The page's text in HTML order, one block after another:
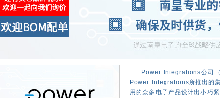
Power Integrations公司
Power Integrations所推出的
用的众多电子产品设计出小巧